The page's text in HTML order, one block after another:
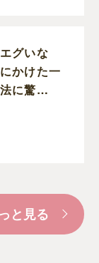
グいな
かけた一
に驚
、家を買
と見る